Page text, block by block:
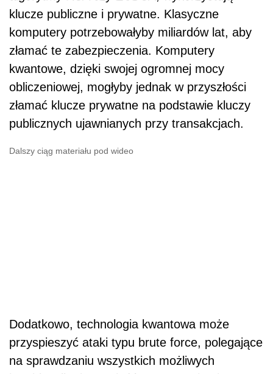
klucze publiczne i prywatne. Klasyczne
komputery potrzebowałyby miliardów lat, aby
złamać te zabezpieczenia. Komputery
kwantowe, dzięki swojej ogromnej mocy
obliczeniowej, mogłyby jednak w przyszłości
złamać klucze prywatne na podstawie kluczy
publicznych ujawnianych przy transakcjach.
Dalszy ciąg materiału pod wideo
Dodatkowo, technologia kwantowa może
przyspieszyć ataki typu brute force, polegające
na sprawdzaniu wszystkich możliwych